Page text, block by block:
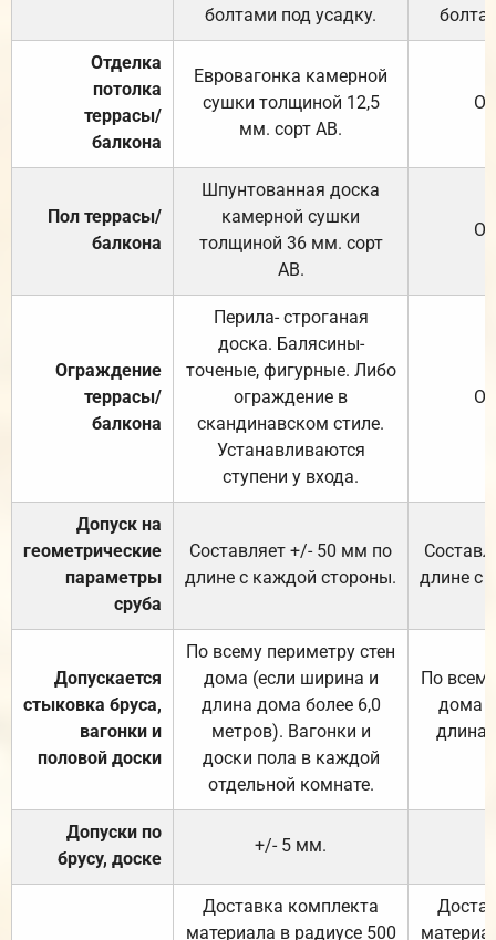
болтами под усадку.
Отделка
потолка
террасы/
балкона
Евровагонка камерной
сушки толщиной 12,5
мм. сорт АВ.
Пол террасы/
балкона
Шпунтованная доска
камерной сушки
толщиной 36 мм. сорт
АВ.
Ограждение
террасы/
балкона
Перила- строганая
доска. Балясины-
точеные, фигурные. Либо
ограждение в
скандинавском стиле.
Устанавливаются
ступени у входа.
Допуск на
геометрические
параметры
сруба
Составляет +/- 50 мм по
длине с каждой стороны.
длине с
Допускается
стыковка бруса,
вагонки и
половой доски
По всему периметру стен
дома (если ширина и
длина дома более 6,0
метров). Вагонки и
доски пола в каждой
отдельной комнате.
По
дома
длина
Допуски по
брусу, доске
+/- 5 мм.
Доставка комплекта
материала в радиусе 500